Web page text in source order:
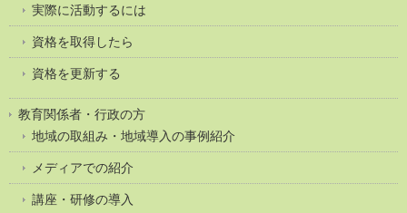
実際に活動するには
資格を取得したら
資格を更新する
教育関係者・行政の方
地域の取組み・地域導入の事例紹介
メディアでの紹介
講座・研修の導入